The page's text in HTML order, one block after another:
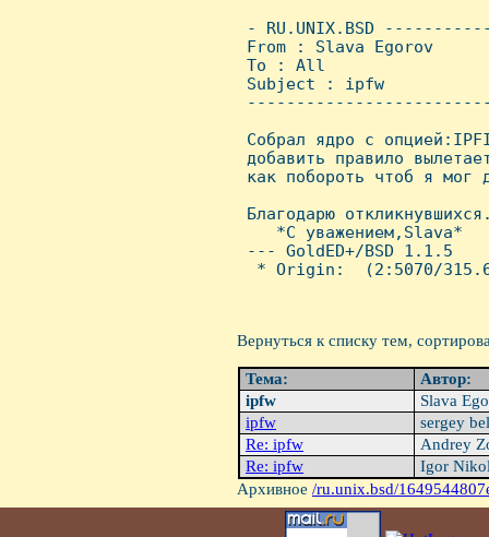
- RU.UNIX.BSD
From : Slava Egorov
To : All
Subject : ipfw
Собрал ядро с
добавить правило
как побороть чтоб я мог
Благодарю
    *С уважением,Slava*
--- GoldED+/BSD 1.1.5
* Origin:  (2:5070/
Вернуться к списку тем,
Тема:
Автор:
ipfw
Slava
ipfw
sergey
Re: ipfw
Andrey
Re: ipfw
Igor
Архивное /ru.unix.bsd/